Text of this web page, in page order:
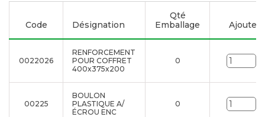
Code Désignation
Qté
Emballage
Ajouter
0022026
RENFORCEMENT
POUR COFFRET
400x375x200
0
00225
BOULON
PLASTIQUE A/
ÉCROU ENC
0